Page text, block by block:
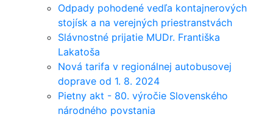
Odpady pohodené vedľa kontajnerových
stojísk a na verejných priestranstvách
Slávnostné prijatie MUDr. Františka
Lakatoša
Nová tarifa v regionálnej autobusovej
doprave od 1. 8. 2024
Pietny akt - 80. výročie Slovenského
národného povstania